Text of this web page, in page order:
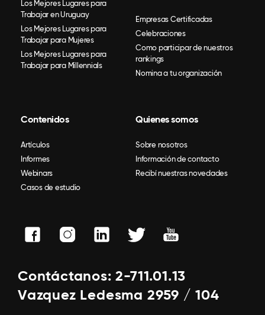
Los Mejores Lugares para
Trabajar en Uruguay
Los Mejores Lugares para
Trabajar para Mujeres
Los Mejores Lugares para
Trabajar para Millennials
Empresas Certificadas
Celebraciones
Como participar de nuestros
rankings
Nomina a tu organización
Contenidos
Artículos
Informes
Webinars
Casos de estudio
Quienes somos
Sobre nosotros
Información de contacto
Recibí nuestras novedades
Contáctanos: 2-711.01.13
Vazquez Ledesma 2959 / 104